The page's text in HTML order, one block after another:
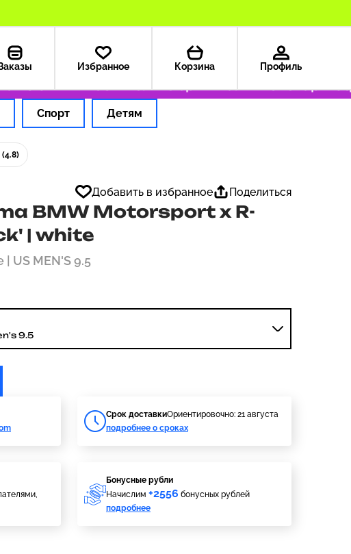
Избранное Корзина Профиль
США — 199 ₽ Только оригинальные товары
Спорт Детям
(4.8)
Добавить в избранное Поделиться
BMW Motorsport x R-
| white
US MEN'S 9.5
9.5
Cрок доставкиОриентировочно: 21 августа
подробнее о сроках
Бонусные рубли
Начислим +2556 бонусных рублей
подробнее